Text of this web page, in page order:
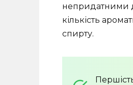
непридатними
кількість
спирту.